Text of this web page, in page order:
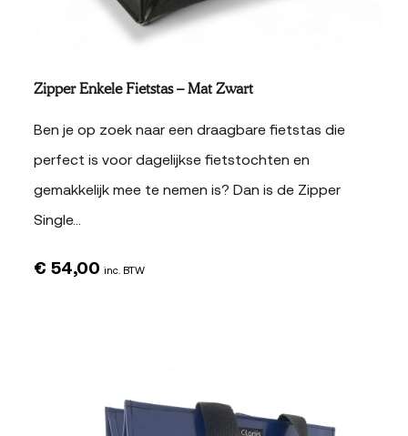
Zipper Enkele Fietstas – Mat Zwart
Ben je op zoek naar een draagbare fietstas die
perfect is voor dagelijkse fietstochten en
gemakkelijk mee te nemen is? Dan is de Zipper
Single…
€ 54,00 inc. BTW